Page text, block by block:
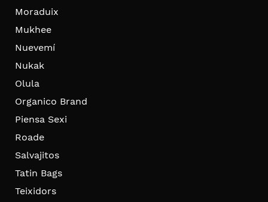
Moraduix
Mukhee
Nuevemí
Nukak
Olula
Organico Brand
Piensa Sexi
Roade
Salvajitos
Tatin Bags
Teixidors